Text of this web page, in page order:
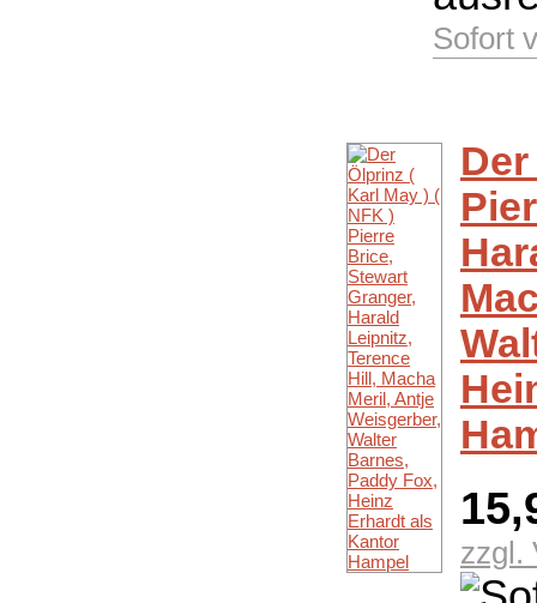
Sofort
zzgl.